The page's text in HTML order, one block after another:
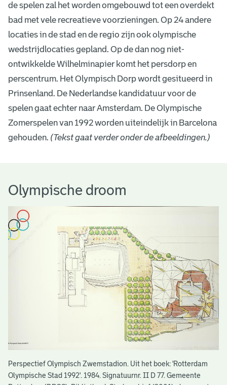
de spelen zal het worden omgebouwd tot een overdekt
bad met vele recreatieve voorzieningen. Op 24 andere
locaties in de stad en de regio zijn ook olympische
wedstrijdlocaties gepland. Op de dan nog niet-
ontwikkelde Wilhelminapier komt het persdorp en
perscentrum. Het Olympisch Dorp wordt gesitueerd in
Prinsenland. De Nederlandse kandidatuur voor de
spelen gaat echter naar Amsterdam. De Olympische
Zomerspelen van 1992 worden uiteindelijk in Barcelona
gehouden. (Tekst gaat verder onder de afbeeldingen.)
Olympische droom
Perspectief Olympisch Zwemstadion. Uit het boek: 'Rotterdam
Olympische Stad 1992'. 1984. Signatuurnr. II D 77. Gemeente